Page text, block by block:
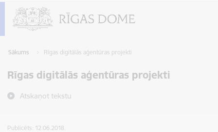
Sākums Rīgas digitālās aģentūras projekti
Rīgas digitālās aģentūras projekti
Atskaņot tekstu
Publicēts: 12.06.2018.